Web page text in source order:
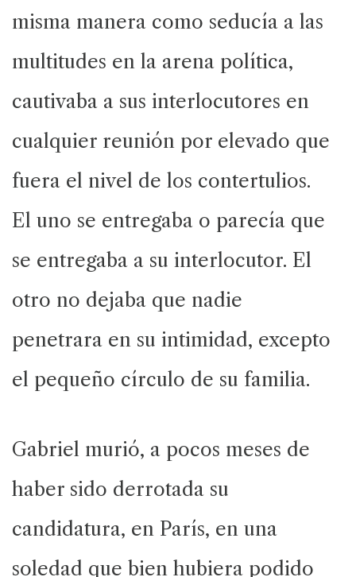
misma manera como seducía a las
multitudes en la arena política,
cautivaba a sus interlocutores en
cualquier reunión por elevado que
fuera el nivel de los contertulios.
El uno se entregaba o parecía que
se entregaba a su interlocutor. El
otro no dejaba que nadie
penetrara en su intimidad, excepto
el pequeño círculo de su familia.
Gabriel murió, a pocos meses de
haber sido derrotada su
candidatura, en París, en una
soledad que bien hubiera podido